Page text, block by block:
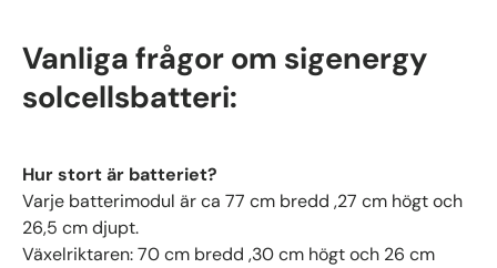
Vanliga frågor om sigenergy
solcellsbatteri:
Hur stort är batteriet?
Varje batterimodul är ca 77 cm bredd ,27 cm högt och
26,5 cm djupt.
Växelriktaren: 70 cm bredd ,30 cm högt och 26 cm